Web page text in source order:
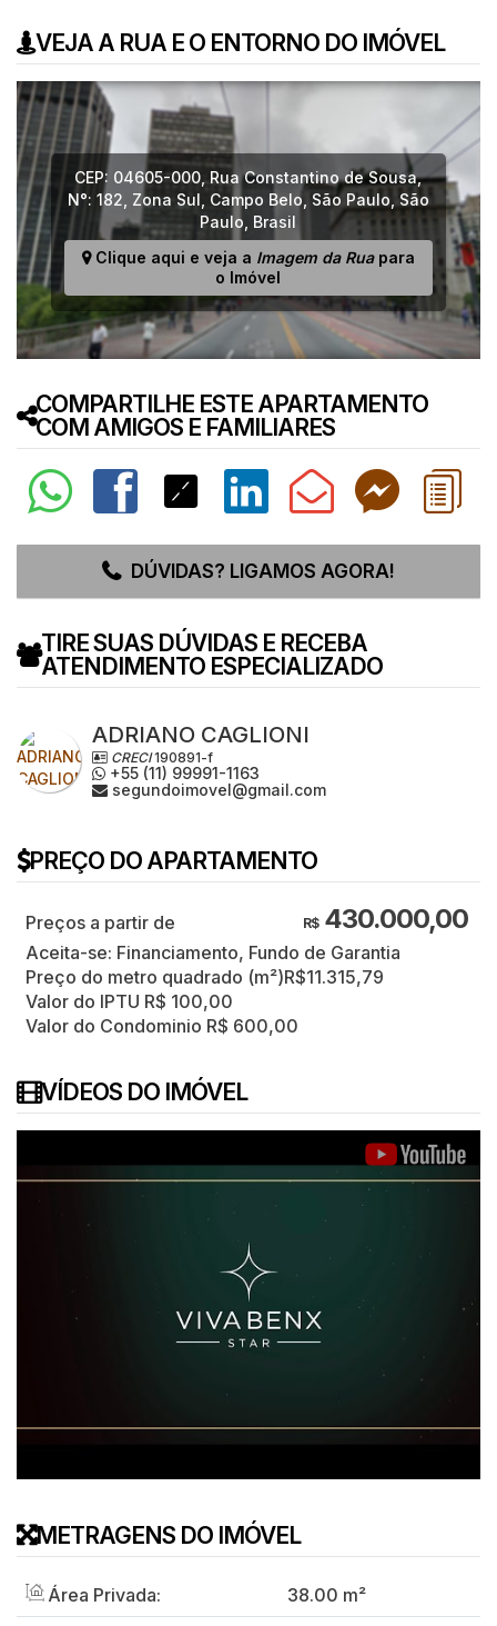
VEJA A RUA E O ENTORNO DO IMÓVEL
CEP: 04605-000, Rua Constantino de Sousa,
N°: 182 Zona Sul Campo Belo São Paulo São
Paulo Brasil
Clique aqui e veja a Imagem da Ruapara
o Imóvel
COMPARTILHE ESTE APARTAMENTO
COM AMIGOS E FAMILIARES
DÚVIDAS? LIGAMOS AGORA!
TIRE SUAS DÚVIDAS E RECEBA
ATENDIMENTO ESPECIALIZADO
ADRIANO CAGLIONI
CRECI190891-f
+55 (11) 99991-1163
segundoimovel@gmail.com
PREÇO DO APARTAMENTO
R$430.000,00
Aceita-se: Financiamento, Fundo de Garantia
Preço do metro quadrado (m²)R$11.315,79
Valor do IPTU R$ 100,00
Valor do Condominio R$ 600,00
VÍDEOS DO IMÓVEL
METRAGENS DO IMÓVEL
Área Privada: 38.00 m²